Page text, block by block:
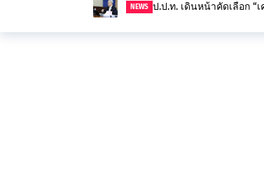
NEWS ป.ป.ท. เดินหน้าคัดเลือก “